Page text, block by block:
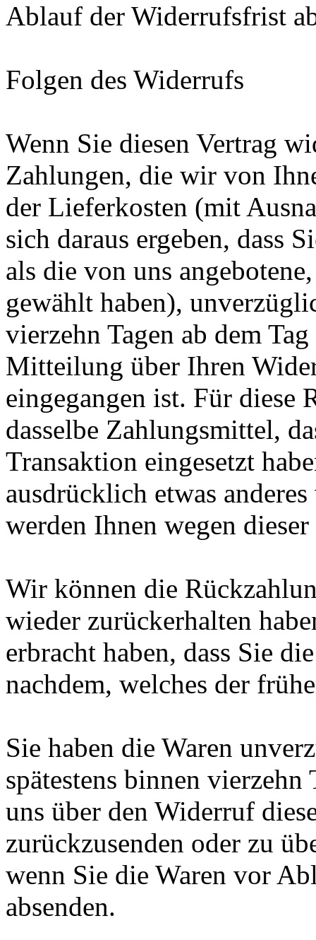
Ablauf der Widerrufsfrist
Folgen des Widerrufs
Wenn Sie diesen Vertrag
Zahlungen, die wir von
der Lieferkosten (mit
sich daraus ergeben, dass
als die von uns
gewählt haben),
vierzehn Tagen ab dem
Mitteilung über Ihren
eingegangen ist. Für diese
dasselbe Zahlungsmittel,
Transaktion eingesetzt
ausdrücklich etwas
werden Ihnen wegen
Wir können die
wieder zurückerhalten
erbracht haben, dass Sie
nachdem, welches der
Sie haben die Waren
spätestens binnen vierzehn
uns über den Widerruf
zurückzusenden oder zu
wenn Sie die Waren vor
absenden.